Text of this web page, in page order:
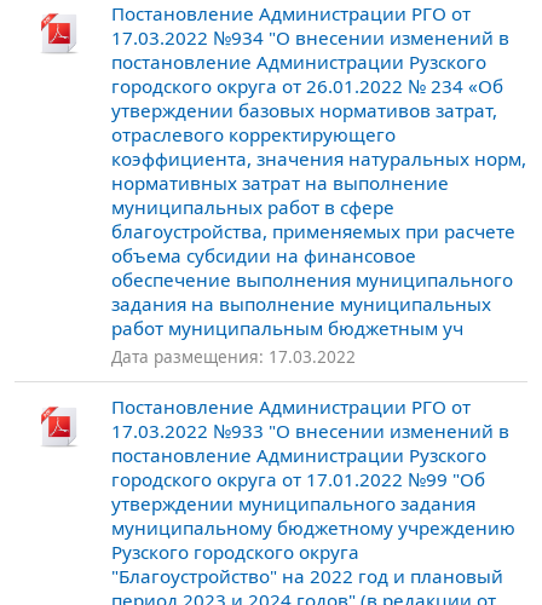
Постановление Администрации РГО от
17.03.2022 №934 "О внесении изменений в
постановление Администрации Рузского
городского округа от 26.01.2022 № 234 «Об
утверждении базовых нормативов затрат,
отраслевого корректирующего
коэффициента, значения натуральных норм,
нормативных затрат на выполнение
муниципальных работ в сфере
благоустройства, применяемых при расчете
объема субсидии на финансовое
обеспечение выполнения муниципального
задания на выполнение муниципальных
работ муниципальным бюджетным уч
Дата размещения: 17.03.2022
Постановление Администрации РГО от
17.03.2022 №933 "О внесении изменений в
постановление Администрации Рузского
городского округа от 17.01.2022 №99 "Об
утверждении муниципального задания
муниципальному бюджетному учреждению
Рузского городского округа
"Благоустройство" на 2022 год и плановый